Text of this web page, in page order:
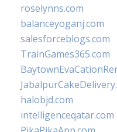
roselynns.com
balanceyoganj.com
salesforceblogs.com
TrainGames365.com
halobjd.com
intelligenceqatar.com